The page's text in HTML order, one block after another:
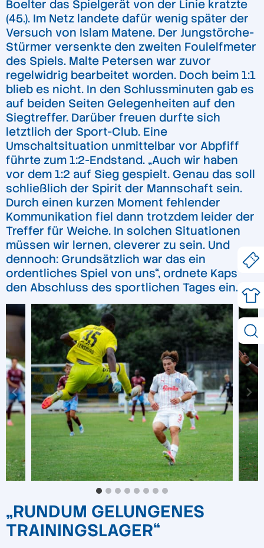
Boelter das Spielgerät von der Linie kratzte
(45.). Im Netz landete dafür wenig später der
Versuch von Islam Matene. Der Jungstörche-
Stürmer versenkte den zweiten Foulelfmeter
des Spiels. Malte Petersen war zuvor
regelwidrig bearbeitet worden. Doch beim 1:1
blieb es nicht. In den Schlussminuten gab es
auf beiden Seiten Gelegenheiten auf den
Siegtreffer. Darüber freuen durfte sich
letztlich der Sport-Club. Eine
Umschaltsituation unmittelbar vor Abpfiff
führte zum 1:2-Endstand. „Auch wir haben
vor dem 1:2 auf Sieg gespielt. Genau das soll
schließlich der Spirit der Mannschaft sein.
Durch einen kurzen Moment fehlender
Kommunikation fiel dann trotzdem leider der
Treffer für Weiche. In solchen Situationen
müssen wir lernen, cleverer zu sein. Und
dennoch: Grundsätzlich war das ein
ordentliches Spiel von uns“, ordnete Kaps
den Abschluss des sportlichen Tages ein.
„RUNDUM GELUNGENES
TRAININGSLAGER“